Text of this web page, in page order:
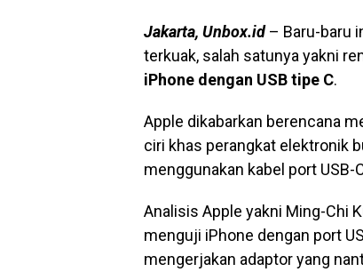
Jakarta, Unbox.id– Baru-baru
terkuak, salah satunya yakni
iPhone dengan USB tipe C.
Apple dikabarkan berencana
ciri khas perangkat elektronik
menggunakan kabel port USB-
Analisis Apple yakni Ming-Chi
menguji iPhone dengan port
mengerjakan adaptor yang